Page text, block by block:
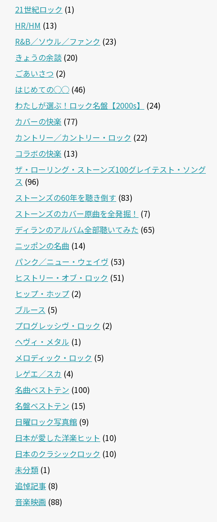
21世紀ロック (1)
HR/HM (13)
R&B／ソウル／ファンク (23)
きょうの余談 (20)
ごあいさつ (2)
はじめての◯◯ (46)
わたしが選ぶ！ロック名盤【2000s】
(24)
カバーの快楽 (77)
カントリー／カントリー・ロック (22)
コラボの快楽 (13)
ザ・ローリング・ストーンズ100グレイテスト・ソング
ス (96)
ストーンズの60年を聴き倒す (83)
ストーンズのカバー原曲を全発掘！ (7)
ディランのアルバム全部聴いてみた (65)
ニッポンの名曲 (14)
パンク／ニュー・ウェイヴ (53)
ヒストリー・オブ・ロック (51)
ヒップ・ホップ (2)
ブルース (5)
プログレッシヴ・ロック (2)
ヘヴィ・メタル (1)
メロディック・ロック (5)
レゲエ／スカ (4)
名曲ベストテン (100)
名盤ベストテン (15)
日曜ロック写真館 (9)
日本が愛した洋楽ヒット (10)
日本のクラシックロック (10)
未分類 (1)
追悼記事 (8)
音楽映画 (88)